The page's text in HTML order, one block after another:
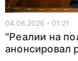
04.08.2026 - 01:21
"Реалии на
анонсировал